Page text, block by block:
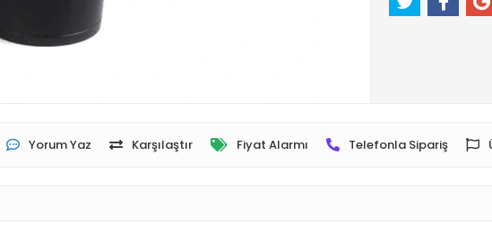
Yorum Yaz Karşılaştır Fiyat Alarmı Telefonla Sipariş